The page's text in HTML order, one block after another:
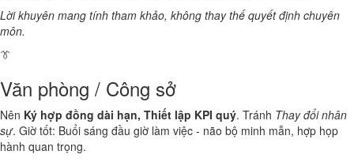
Lời khuyên mang tính tham khảo, không thay thế quyết định chuyên
môn.
👔
Văn phòng / Công sở
Nên Ký hợp đồng dài hạn, Thiết lập KPI quý. Tránh Thay đổi nhân
sự. Giờ tốt: Buổi sáng đầu giờ làm việc - não bộ minh mẫn, hợp họp
hành quan trọng.